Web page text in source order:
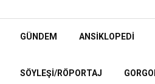
GÜNDEM ANSIKLOPEDI
SÖYLEŞI/RÖPORTAJ